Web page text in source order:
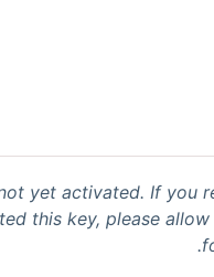
yet activated. If you
this key, please